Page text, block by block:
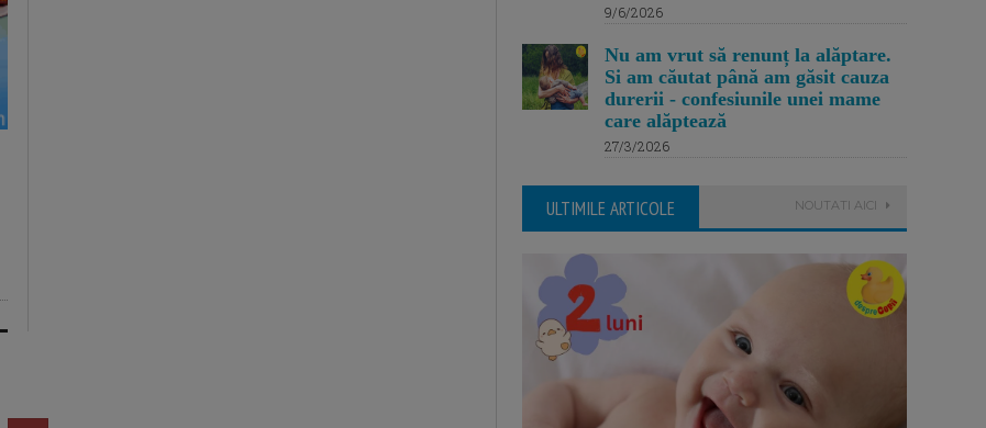
9/6/2026
Nu am vrut să renunț la alăptare.
Si am căutat până am găsit cauza
durerii - confesiunile unei mame
care alăptează
27/3/2026
ULTIMILE ARTICOLE NOUTATI AICI